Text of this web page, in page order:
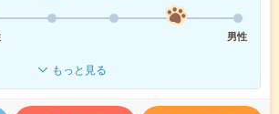
男性
もっと見る